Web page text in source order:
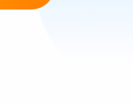
每月还